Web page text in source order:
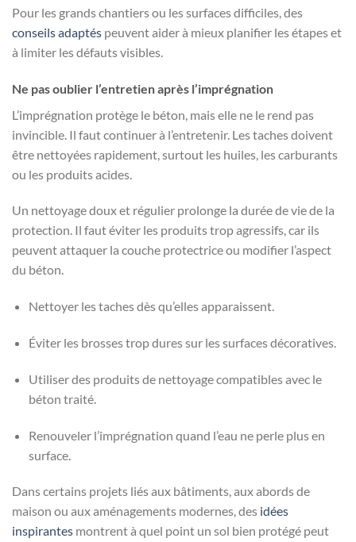
Pour les grands chantiers ou les surfaces difficiles, des
conseils adaptés peuvent aider à mieux planifier les étapes et
à limiter les défauts visibles.
Ne pas oublier l’entretien après l’imprégnation
L’imprégnation protège le béton, mais elle ne le rend pas
invincible. Il faut continuer à l’entretenir. Les taches doivent
être nettoyées rapidement, surtout les huiles, les carburants
ou les produits acides.
Un nettoyage doux et régulier prolonge la durée de vie de la
protection. Il faut éviter les produits trop agressifs, car ils
peuvent attaquer la couche protectrice ou modifier l’aspect
du béton.
Nettoyer les taches dès qu’elles apparaissent.
Éviter les brosses trop dures sur les surfaces décoratives.
Utiliser des produits de nettoyage compatibles avec le
béton traité.
Renouveler l’imprégnation quand l’eau ne perle plus en
surface.
Dans certains projets liés aux bâtiments, aux abords de
maison ou aux aménagements modernes, des idées
inspirantes montrent à quel point un sol bien protégé peut